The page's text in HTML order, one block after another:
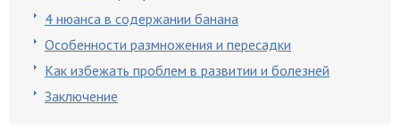
4 нюанса в содержании банана
Особенности размножения и пересадки
Как избежать проблем в развитии и болезней
Заключение